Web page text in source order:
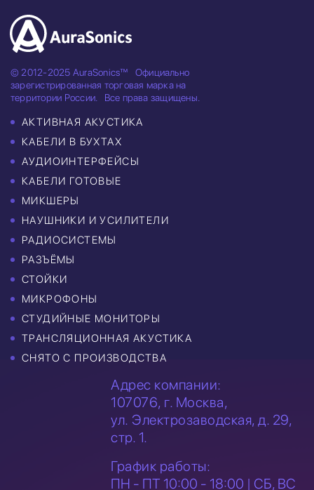
© 2012-2025 AuraSonics™
Официально
зарегистрированная торговая марка на
территории России.
Все права защищены.
АКТИВНАЯ АКУСТИКА
КАБЕЛИ В БУХТАХ
АУДИОИНТЕРФЕЙСЫ
КАБЕЛИ ГОТОВЫЕ
МИКШЕРЫ
НАУШНИКИ И УСИЛИТЕЛИ
РАДИОСИСТЕМЫ
РАЗЪЁМЫ
СТОЙКИ
МИКРОФОНЫ
СТУДИЙНЫЕ МОНИТОРЫ
ТРАНСЛЯЦИОННАЯ АКУСТИКА
СНЯТО С ПРОИЗВОДСТВА
Адрес компании:
107076, г. Москва,
ул. Электрозаводская, д. 29,
стр. 1.
График работы:
ПН - ПТ 10:00 - 18:00 | СБ, ВС